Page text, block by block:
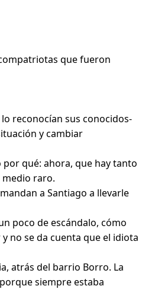
que fueron
reconocían sus conocidos-
y cambiar
por qué: ahora, que hay tanto
raro.
a Santiago a llevarle
poco de escándalo, cómo
no se da cuenta que el idiota
atrás del barrio Borro. La
siempre estaba